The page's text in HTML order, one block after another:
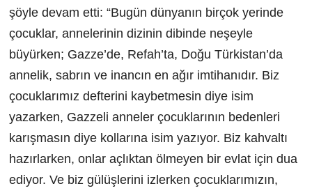
şöyle devam etti: “Bugün dünyanın birçok yerinde
çocuklar, annelerinin dizinin dibinde neşeyle
büyürken; Gazze’de, Refah’ta, Doğu Türkistan’da
annelik, sabrın ve inancın en ağır imtihanıdır. Biz
çocuklarımız defterini kaybetmesin diye isim
yazarken, Gazzeli anneler çocuklarının bedenleri
karışmasın diye kollarına isim yazıyor. Biz kahvaltı
hazırlarken, onlar açlıktan ölmeyen bir evlat için dua
ediyor. Ve biz gülüşlerini izlerken çocuklarımızın,